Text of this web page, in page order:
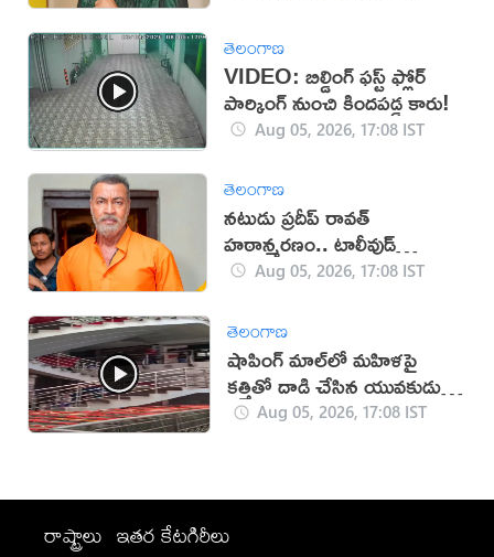
తెలంగాణ
VIDEO: బిల్డింగ్ ఫస్ట్ ఫ్లోర్
పార్కింగ్ నుంచి కిందపడ్డ కారు!
Aug 05, 2026, 17:08 IST
తెలంగాణ
నటుడు ప్రదీప్ రావత్
హఠాన్మరణం.. టాలీవుడ్
స్పందనపై విమర్శలు
Aug 05, 2026, 17:08 IST
తెలంగాణ
షాపింగ్ మాల్‌లో మహిళపై
కత్తితో దాడి చేసిన యువకుడు
(వీడియో)
Aug 05, 2026, 17:08 IST
రాష్ట్రాలు ఇతర కేటగిరీలు